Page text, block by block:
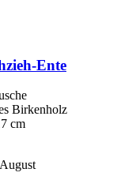
​Ente
Birkenholz
cm